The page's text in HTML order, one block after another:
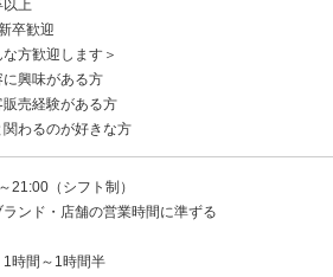
上
卒歓迎
な方歓迎します＞
に興味がある方
販売経験がある方
関わるのが好きな方
21:00（シフト制）
ンド・店舗の営業時間に準ずる
1時間～1時間半